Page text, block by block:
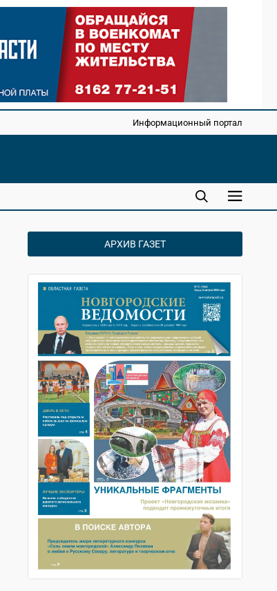
Информационный портал
АРХИВ ГАЗЕТ